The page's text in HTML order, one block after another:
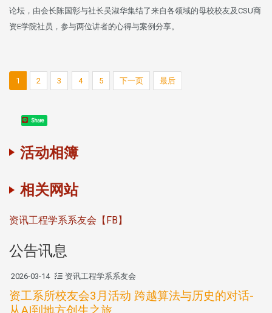
论坛，由会长陈国彰与社长吴淑华集结了来自各领域的母校校友及CSU商
资E学院社员，参与两位讲者的心得与案例分享。
1 2 3 4 5 下一页 最后
Share
活动相簿
相关网站
资讯工程学系系友会【FB】
公告讯息
2026-03-14 资讯工程学系系友会
资工系所校友会3月活动 跨越算法与历史的对话-